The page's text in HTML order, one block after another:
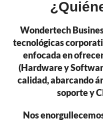
Wondertech
tecnológicas
enfocada en
(Hardware y
calidad, abarcando
soporte y
Nos